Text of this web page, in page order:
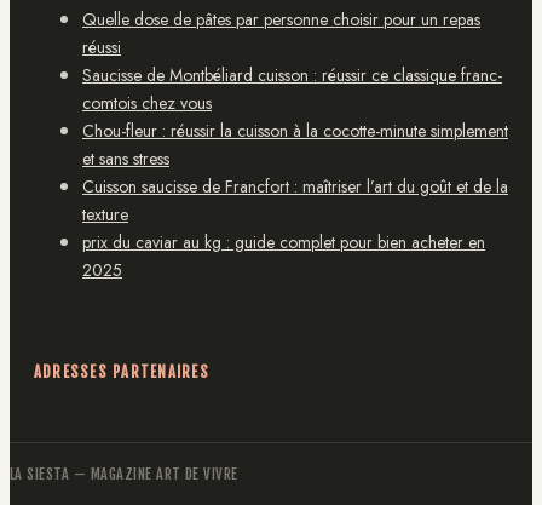
Quelle dose de pâtes par personne choisir pour un repas
réussi
Saucisse de Montbéliard cuisson : réussir ce classique franc-
comtois chez vous
Chou-fleur : réussir la cuisson à la cocotte-minute simplement
et sans stress
Cuisson saucisse de Francfort : maîtriser l’art du goût et de la
texture
prix du caviar au kg : guide complet pour bien acheter en
2025
ADRESSES PARTENAIRES
LA SIESTA — MAGAZINE ART DE VIVRE